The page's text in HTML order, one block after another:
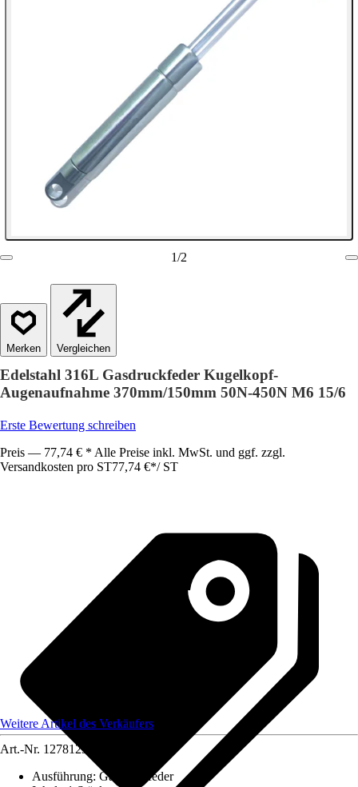
1/2
Vergleichen
Edelstahl 316L Gasdruckfeder Kugelkopf-
Augenaufnahme 370mm/150mm 50N-450N M6 15/6
Erste Bewertung schreiben
Preis — 77,74 € * Alle Preise inkl. MwSt. und ggf. zzgl.
Versandkosten pro ST77,74 €*/ ST
Weitere Artikel des Verkäufers
Art.-Nr. 12781233
Ausführung: Gasdruckfeder